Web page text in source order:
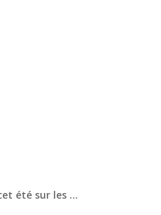
cet été sur les …